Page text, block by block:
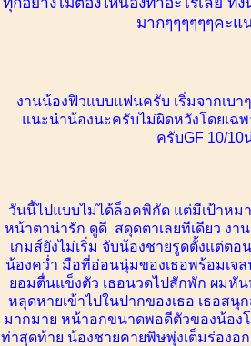
มากๆๆๆๆๆๆคะแ
งานน้องฟิวแบบแฟนครับ เริ่มจากเบ
แนะนำน้องนะครับไม่ผิดหวังโดยเฉ
ครับGF 10/10
วันนี้ไปแบบไม่ได้ล็อคพิกัด แต่มีเป้าหม
หน้าตาน่ารัก ดูดี สดุดตาเลยทีเดียว งา
เกมส์ยังไม่เริ่ม จับน้องชายรูดตั้งแต่ต
น้องคว่ำ มือที่อ่อนนุ่มของเธอพร้อมเจ
ยอมตื่นแข็งตัว เธอนวดไปสักพัก ผมหั
หลุดหายเข้าไปในปากของเธอ เธอส
มากมาย หน้าอกขนาดพอดีตัวของน้อง
ท่าสุดท้าย น้องชายคายพิษพุ่งเต็มร่องอ